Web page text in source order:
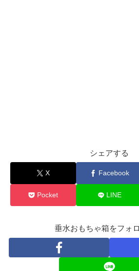
シェアする
X Facebook
Pocket LINE
垂水おもちゃ箱をフォ